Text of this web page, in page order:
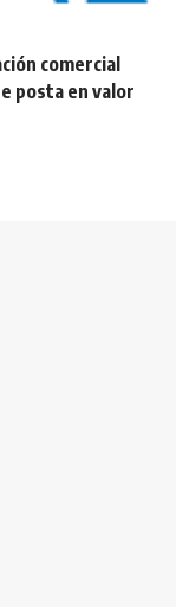
comercial
posta en valor